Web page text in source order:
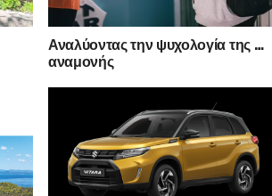
Αναλύοντας την ψυχολογία της …
αναμονής